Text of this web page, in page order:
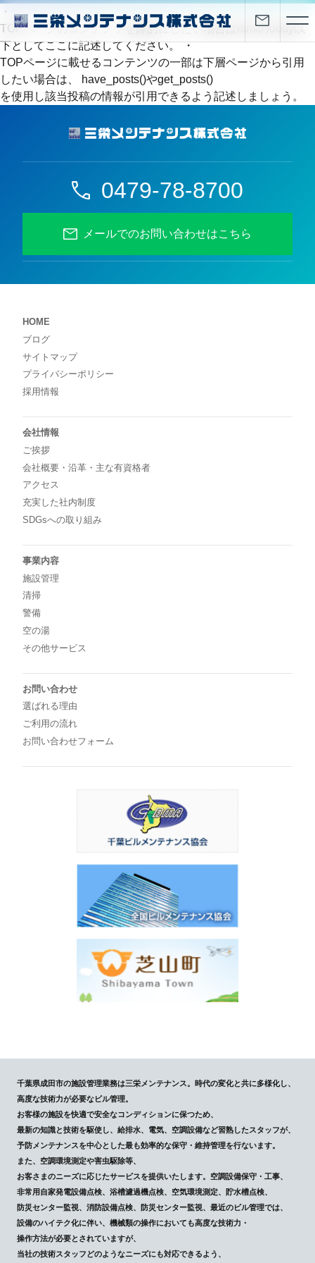
・
TOPページのコンテンツを静的にしたい場合はhtmlのbody以
下としてここに記述してください。 ・
TOPページに載せるコンテンツの一部は下層ページから引用
したい場合は、 have_posts()やget_posts()
を使用し該当投稿の情報が引用できるよう記述しましょう。
0479-78-8700
メールでのお問い合わせはこちら
HOME
ブログ
サイトマップ
プライバシーポリシー
採用情報
会社情報
ご挨拶
会社概要・沿革・主な有資格者
アクセス
充実した社内制度
SDGsへの取り組み
事業内容
施設管理
清掃
警備
空の湯
その他サービス
お問い合わせ
選ばれる理由
ご利用の流れ
お問い合わせフォーム
千葉県成田市の施設管理業務は三栄メンテナンス。時代の変化と共に多様化し、
高度な技術力が必要なビル管理。
お客様の施設を快適で安全なコンディションに保つため、
最新の知識と技術を駆使し、給排水、電気、空調設備など習熟したスタッフが、
予防メンテナンスを中心とした最も効率的な保守・維持管理を行ないます。
また、空調環境測定や害虫駆除等、
お客さまのニーズに応じたサービスを提供いたします。空調設備保守・工事、
非常用自家発電設備点検、浴槽濾過機点検、空気環境測定、貯水槽点検、
防災センター監視、消防設備点検、防災センター監視、最近のビル管理では、
設備のハイテク化に伴い、機械類の操作においても高度な技術力・
操作方法が必要とされていますが、
当社の技術スタッフどのようなニーズにも対応できるよう、